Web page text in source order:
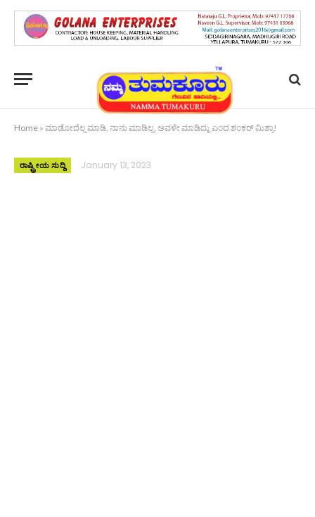
Home » ಮಾಡೋದೆಲ್ಲ ಮಾಡಿ, ನಾನು ಮಾಡಿಲ್ಲ, ಅವಳೇ ಮಾಡಿದ್ಳು ಎಂದ ಶಂಕರ್ ಮಿಶ್ರಾ!
ರಾಷ್ಟ್ರೀಯ ಸುದ್ದಿ January 13, 2023